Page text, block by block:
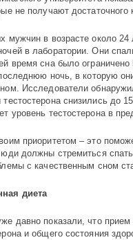
не получают достаточного
мужчин в возрасте около
в лаборатории. Они
время сна было
ночь, в которую
Исследователи
снизились до
уровень тестостерона в
приоритетом – это
должны стремиться
с качественным сном
диета
давно показали, что
и общего состояния